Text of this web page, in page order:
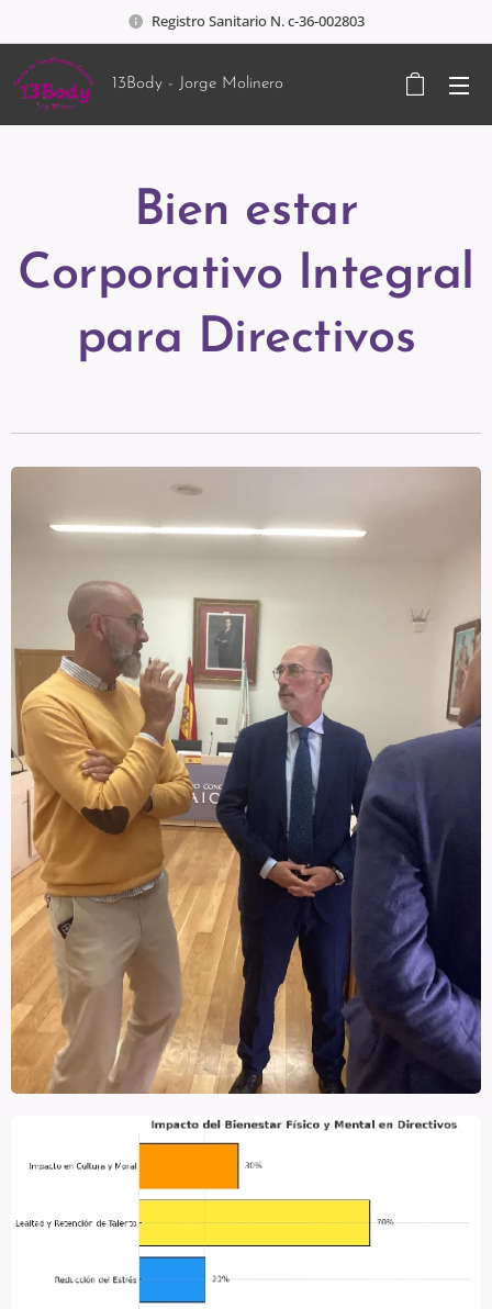
Registro Sanitario N. c-36-002803
13Body - Jorge Molinero
Bien estar
Corporativo Integral
para Directivos